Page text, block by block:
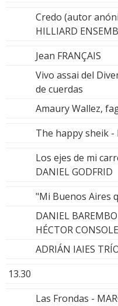
Credo (autor
HILLIARD
Jean FRANÇAIS
Vivo assai del
de cuerdas
Amaury Wallez,
The happy sheik -
Los ejes de mi
DANIEL GODFRID
"Mi Buenos Aires
DANIEL
HÉCTOR CONSOLE
ADRIÁN IAIES
13.30
Las Frondas -